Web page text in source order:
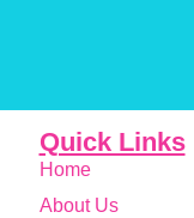
Quick Links
Home
About Us